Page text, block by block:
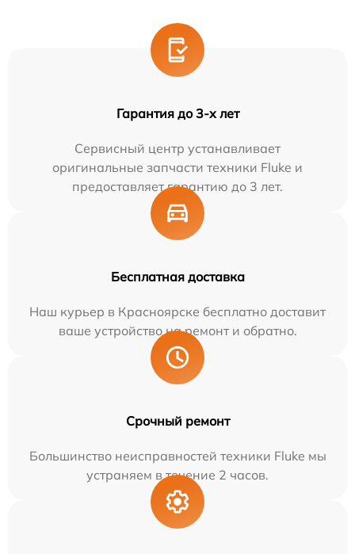
Гарантия до 3-х лет
Сервисный центр устанавливает
оригинальные запчасти техники Fluke и
предоставляет гарантию до 3 лет.
Бесплатная доставка
Наш курьер в Красноярске бесплатно доставит
ваше устройство на ремонт и обратно.
Срочный ремонт
Большинство неисправностей техники Fluke мы
устраняем в течение 2 часов.